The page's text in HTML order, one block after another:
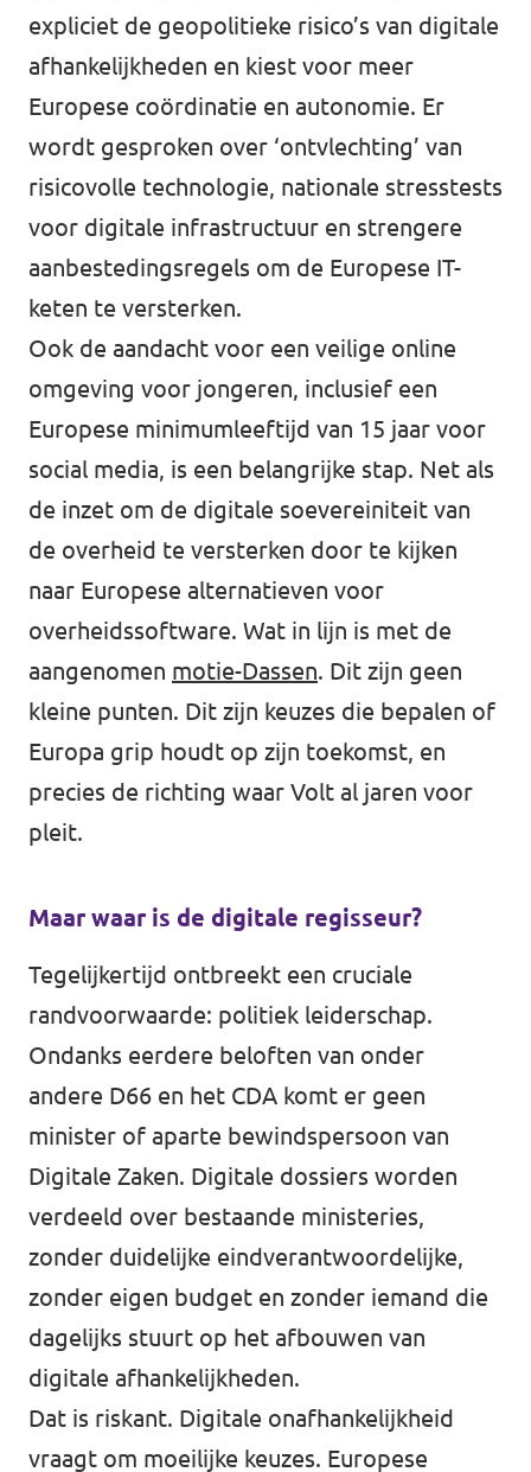
expliciet de geopolitieke risico’s van digitale
afhankelijkheden en kiest voor meer
Europese coördinatie en autonomie. Er
wordt gesproken over ‘ontvlechting’ van
risicovolle technologie, nationale stresstests
voor digitale infrastructuur en strengere
aanbestedingsregels om de Europese IT-
keten te versterken.
Ook de aandacht voor een veilige online
omgeving voor jongeren, inclusief een
Europese minimumleeftijd van 15 jaar voor
social media, is een belangrijke stap. Net als
de inzet om de digitale soevereiniteit van
de overheid te versterken door te kijken
naar Europese alternatieven voor
overheidssoftware. Wat in lijn is met de
aangenomen motie-Dassen. Dit zijn geen
kleine punten. Dit zijn keuzes die bepalen of
Europa grip houdt op zijn toekomst, en
precies de richting waar Volt al jaren voor
pleit.
Maar waar is de digitale regisseur?
Tegelijkertijd ontbreekt een cruciale
randvoorwaarde: politiek leiderschap.
Ondanks eerdere beloften van onder
andere D66 en het CDA komt er geen
minister of aparte bewindspersoon van
Digitale Zaken. Digitale dossiers worden
verdeeld over bestaande ministeries,
zonder duidelijke eindverantwoordelijke,
zonder eigen budget en zonder iemand die
dagelijks stuurt op het afbouwen van
digitale afhankelijkheden.
Dat is riskant. Digitale onafhankelijkheid
vraagt om moeilijke keuzes. Europese